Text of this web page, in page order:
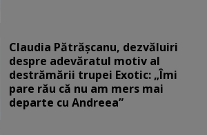
Claudia Pătrășcanu, dezvăluiri
despre adevăratul motiv al
destrămării trupei Exotic: „Îmi
pare rău că nu am mers mai
departe cu Andreea”